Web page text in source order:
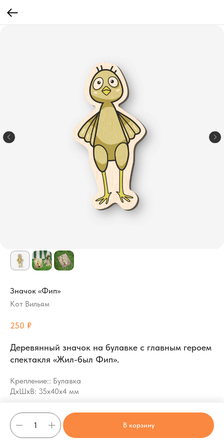
Значок «Фип»
Кот Вильям
250 ₽
В корзину
Деревянный значок на булавке с главным героем
спектакля «Жил-был Фип».
Крепление:: Булавка
ДxШxВ: 35x40x4 мм